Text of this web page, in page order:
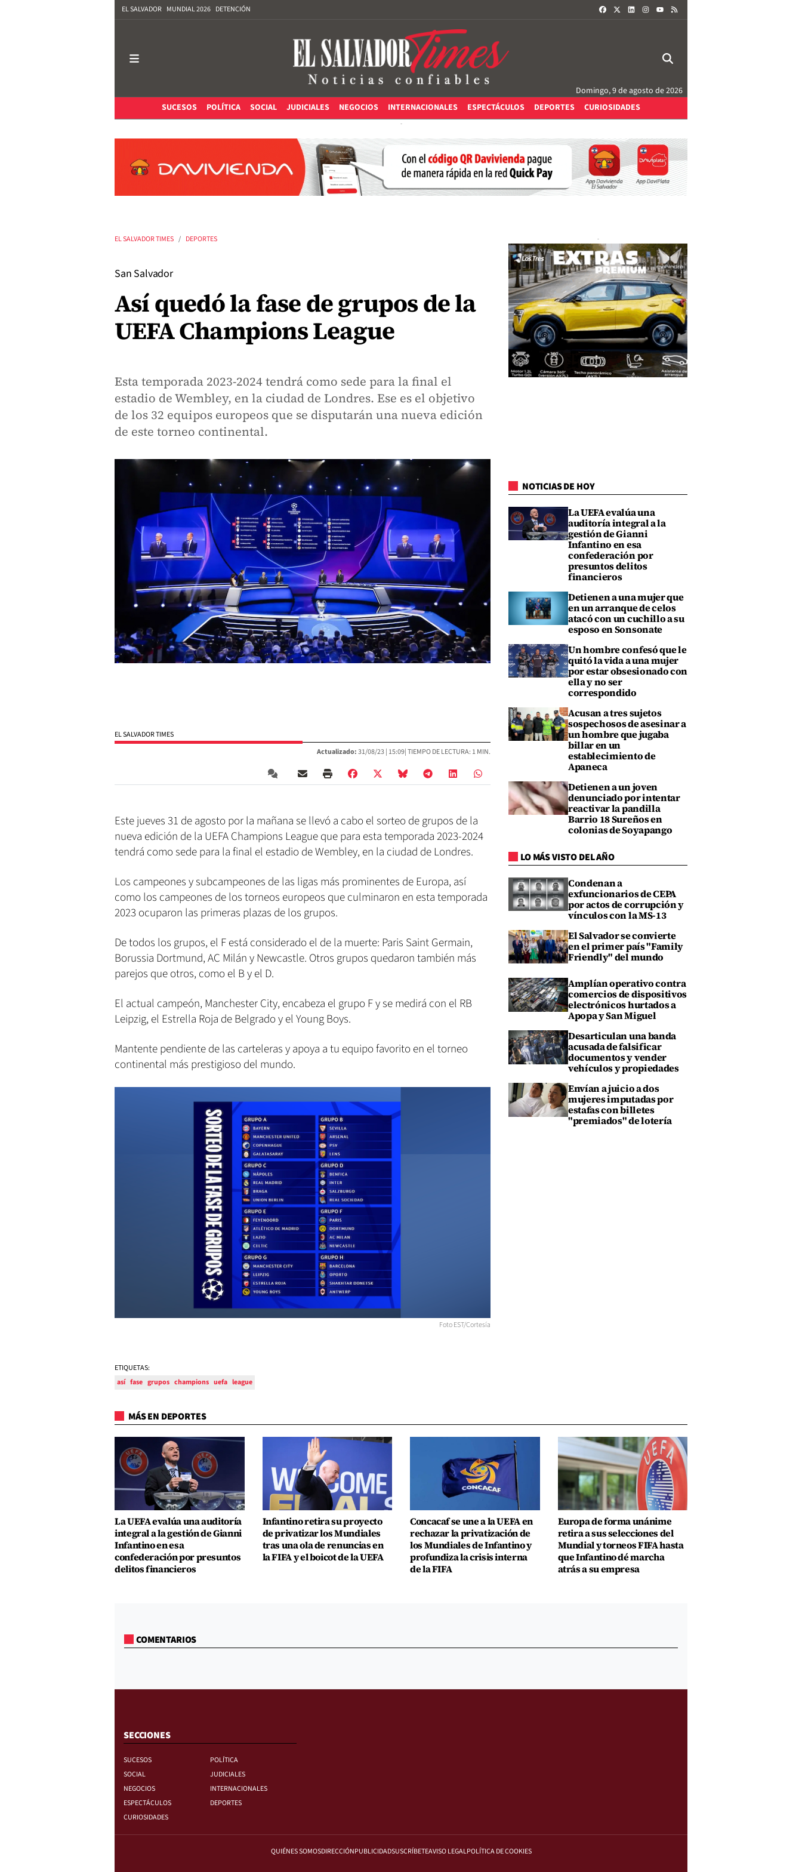
EL SALVADOR MUNDIAL 2026 DETENCIÓN FACEBOOKLINKEDININSTAGRAM
Domingo, 9 de agosto de 2026
SUCESOS
POLÍTICA SOCIAL JUDICIALES NEGOCIOS INTERNACIONALES ESPECTÁCULOS DEPORTES CURIOSIDADES
EL SALVADOR TIMES DEPORTES
San Salvador
Así quedó la fase de grupos de la
UEFA Champions League
Esta temporada 2023-2024 tendrá como sede para la final el
estadio de Wembley, en la ciudad de Londres. Ese es el objetivo
de los 32 equipos europeos que se disputarán una nueva edición
de este torneo continental.
EL SALVADOR TIMES
Actualizado:31/08/23 | 15:09| TIEMPO DE LECTURA: 1 MIN.
Este jueves 31 de agosto por la mañana se llevó a cabo el sorteo de grupos de la
nueva edición de la UEFA Champions League que para esta temporada 2023-2024
tendrá como sede para la final el estadio de Wembley, en la ciudad de Londres.
Los campeones y subcampeones de las ligas más prominentes de Europa, así
como los campeones de los torneos europeos que culminaron en esta temporada
2023 ocuparon las primeras plazas de los grupos.
De todos los grupos, el F está considerado el de la muerte: Paris Saint Germain,
Borussia Dortmund, AC Milán y Newcastle. Otros grupos quedaron también más
parejos que otros, como el B y el D.
El actual campeón, Manchester City, encabeza el grupo F y se medirá con el RB
Leipzig, el Estrella Roja de Belgrado y el Young Boys.
Mantente pendiente de las carteleras y apoya a tu equipo favorito en el torneo
continental más prestigioso del mundo.
Foto EST/Cortesía
ETIQUETAS:
así fase grupos champions uefa league
NOTICIAS DE HOY
La UEFA evalúa una
auditoría integral a la
gestión de Gianni
Infantino en esa
confederación por
presuntos delitos
financieros
Detienen a una mujer que
en un arranque de celos
atacó con un cuchillo a su
esposo en Sonsonate
Un hombre confesó que le
quitó la vida a una mujer
por estar obsesionado con
ella y no ser
correspondido
Acusan a tres sujetos
sospechosos de asesinar a
un hombre que jugaba
billar en un
establecimiento de
Apaneca
Detienen a un joven
denunciado por intentar
reactivar la pandilla
Barrio 18 Sureños en
colonias de Soyapango
LO MÁS VISTO DEL AÑO
Condenan a
exfuncionarios de CEPA
por actos de corrupción y
vínculos con la MS-13
El Salvador se convierte
en el primer país "Family
Friendly" del mundo
Amplían operativo contra
comercios de dispositivos
electrónicos hurtados a
Apopa y San Miguel
Desarticulan una banda
acusada de falsificar
documentos y vender
vehículos y propiedades
Envían a juicio a dos
mujeres imputadas por
estafas con billetes
"premiados" de lotería
MÁS EN DEPORTES
La UEFA evalúa una auditoría
integral a la gestión de Gianni
Infantino en esa
confederación por presuntos
delitos financieros
Infantino retira su proyecto
de privatizar los Mundiales
tras una ola de renuncias en
la FIFA y el boicot de la UEFA
Concacaf se une a la UEFA en
rechazar la privatización de
los Mundiales de Infantino y
profundiza la crisis interna
de la FIFA
Europa de forma unánime
retira a sus selecciones del
Mundial y torneos FIFA hasta
que Infantino dé marcha
atrás a su empresa
COMENTARIOS
SECCIONES
SUCESOS
POLÍTICA
SOCIAL
JUDICIALES
NEGOCIOS
INTERNACIONALES
ESPECTÁCULOS
DEPORTES
CURIOSIDADES
QUIÉNES SOMOSDIRECCIÓNPUBLICIDADSUSCRÍBETEAVISO LEGALPOLÍTICA DE COOKIES